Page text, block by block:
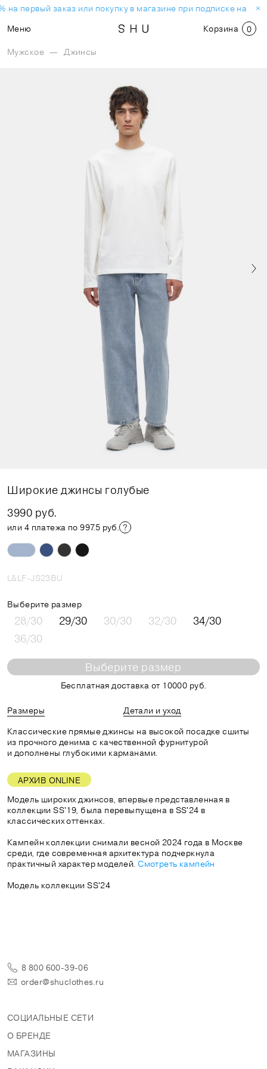
на первый заказ или покупку в магазине при подписке на
Меню
Корзина 0
Мужское — Джинсы
Широкие джинсы голубые
3990 руб.
или 4 платежа по 997.5 руб.
L&LF-JS23BU
Выберите размер
28/30 29/30 30/30 32/30
34/30
36/30
Выберите размер
Бесплатная доставка от 10000 руб.
Размеры
Детали и уход
Классические прямые джинсы на высокой посадке сшиты
из прочного денима с качественной фурнитурой
и дополнены глубокими карманами.
АРХИВ ONLINE
Модель широких джинсов, впервые представленная в
коллекции SS'19, была перевыпущена в SS'24 в
классических оттенках.
Кампейн коллекции снимали весной 2024 года в Москве
среди, где современная архитектура подчеркнула
практичный характер моделей. Смотреть кампейн
Модель коллекции SS'24
8 800 600-39-06
order@shuclothes.ru
СОЦИАЛЬНЫЕ СЕТИ
О БРЕНДЕ
МАГАЗИНЫ